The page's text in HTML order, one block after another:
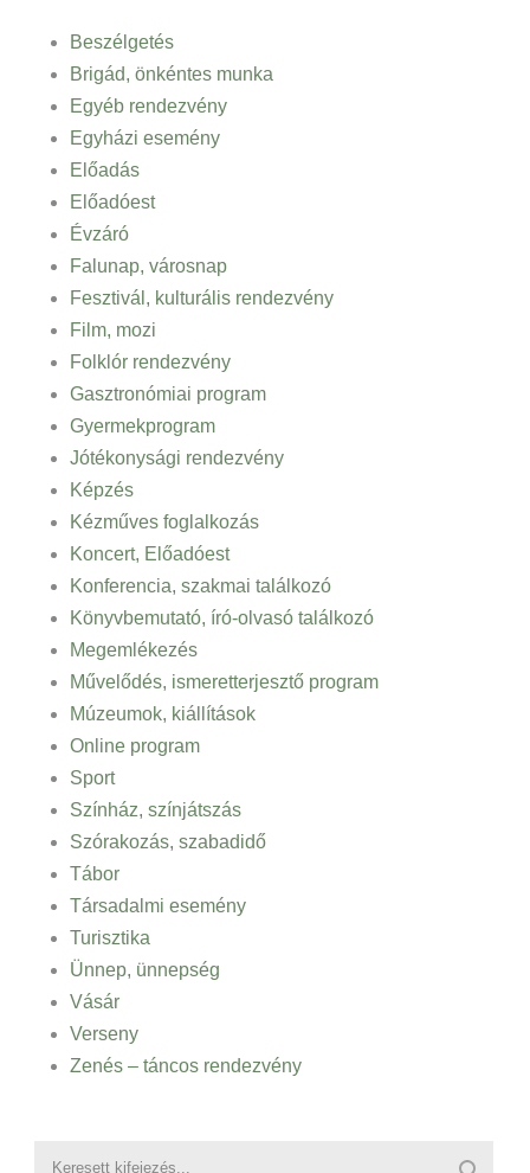
Beszélgetés
Brigád, önkéntes munka
Egyéb rendezvény
Egyházi esemény
Előadás
Előadóest
Évzáró
Falunap, városnap
Fesztivál, kulturális rendezvény
Film, mozi
Folklór rendezvény
Gasztronómiai program
Gyermekprogram
Jótékonysági rendezvény
Képzés
Kézműves foglalkozás
Koncert, Előadóest
Konferencia, szakmai találkozó
Könyvbemutató, író-olvasó találkozó
Megemlékezés
Művelődés, ismeretterjesztő program
Múzeumok, kiállítások
Online program
Sport
Színház, színjátszás
Szórakozás, szabadidő
Tábor
Társadalmi esemény
Turisztika
Ünnep, ünnepség
Vásár
Verseny
Zenés – táncos rendezvény